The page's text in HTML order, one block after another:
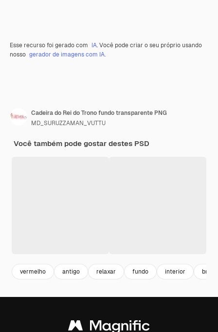
Esse recurso foi gerado com IA. Você pode criar o seu próprio usando
nosso gerador de imagens com IA.
Cadeira do Rei do Trono fundo transparente PNG
MD_SURUZZAMAN_VUTTU
Você também pode gostar destes PSD
vermelho antigo relaxar fundo interior